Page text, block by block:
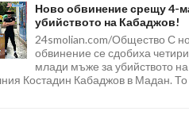
Ново обвинение срещу 4-
убийството на Кабаджов!
24smolian.com/Общество С
обвинение се сдобиха
млади мъже за убийството
Костадин Кабаджов в Мадан.